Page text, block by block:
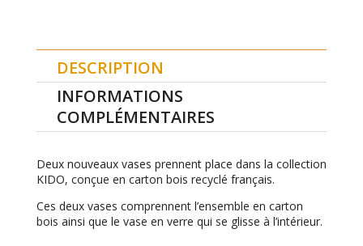
DESCRIPTION
INFORMATIONS
COMPLÉMENTAIRES
Deux nouveaux vases prennent place dans la collection
KIDO, conçue en carton bois recyclé français.
Ces deux vases comprennent l’ensemble en carton
bois ainsi que le vase en verre qui se glisse à l’intérieur.